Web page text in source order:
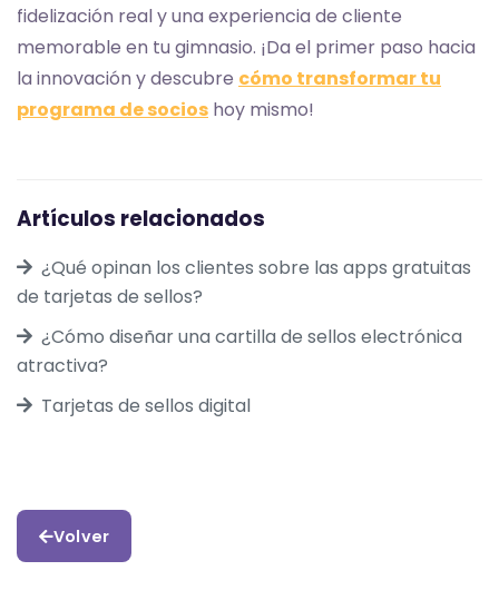
fidelización real y una experiencia de cliente
memorable en tu gimnasio. ¡Da el primer paso hacia
la innovación y descubre cómo transformar tu
programa de socios hoy mismo!
Artículos relacionados
¿Qué opinan los clientes sobre las apps gratuitas
de tarjetas de sellos?
¿Cómo diseñar una cartilla de sellos electrónica
atractiva?
Tarjetas de sellos digital
Volver